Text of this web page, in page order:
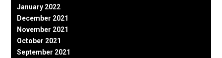
January 2022
December 2021
November 2021
October 2021
September 2021